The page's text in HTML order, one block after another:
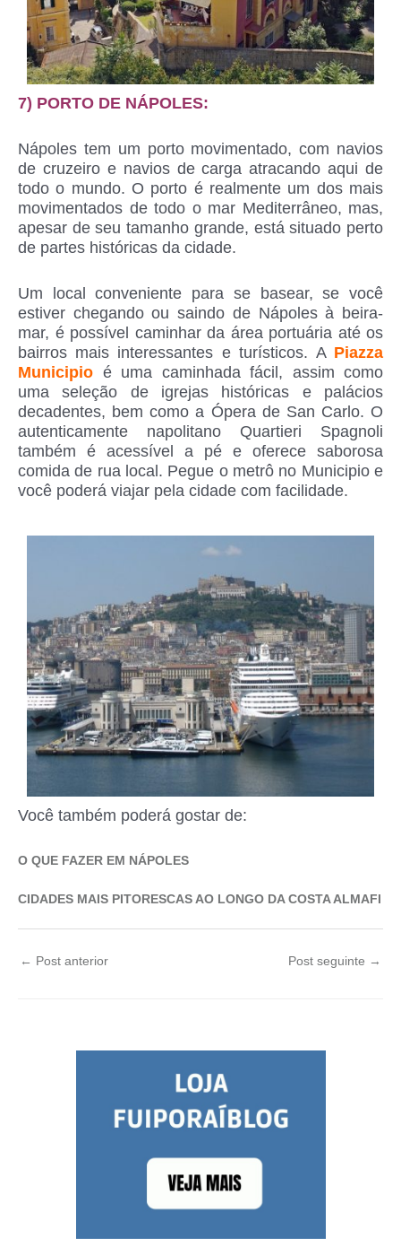
7) PORTO DE NÁPOLES:
Nápoles tem um porto movimentado, com navios
de cruzeiro e navios de carga atracando aqui de
todo o mundo. O porto é realmente um dos mais
movimentados de todo o mar Mediterrâneo, mas,
apesar de seu tamanho grande, está situado perto
de partes históricas da cidade.
Um local conveniente para se basear, se você
estiver chegando ou saindo de Nápoles à beira-
mar, é possível caminhar da área portuária até os
bairros mais interessantes e turísticos. A Piazza
Municipio é uma caminhada fácil, assim como
uma seleção de igrejas históricas e palácios
decadentes, bem como a Ópera de San Carlo. O
autenticamente napolitano Quartieri Spagnoli
também é acessível a pé e oferece saborosa
comida de rua local. Pegue o metrô no Municipio e
você poderá viajar pela cidade com facilidade.
Você também poderá gostar de:
O QUE FAZER EM NÁPOLES
CIDADES MAIS PITORESCAS AO LONGO DA COSTA ALMAFI
← Post anterior Post seguinte →